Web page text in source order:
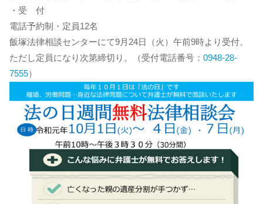
・受 付
電話予約制・定員12名
飯塚法律相談センターにて9月24日（火）午前9時より受付。
ただし定員になり次第締切り。（受付電話番号： 0948-28-
7555）